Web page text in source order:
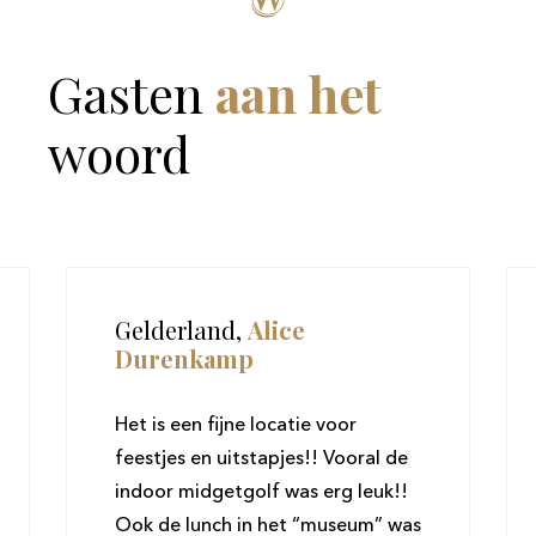
Gasten aan het
woord
Gelderland, Alice
Durenkamp
Het is een fijne locatie voor
feestjes en uitstapjes!! Vooral de
indoor midgetgolf was erg leuk!!
Ook de lunch in het “museum” was